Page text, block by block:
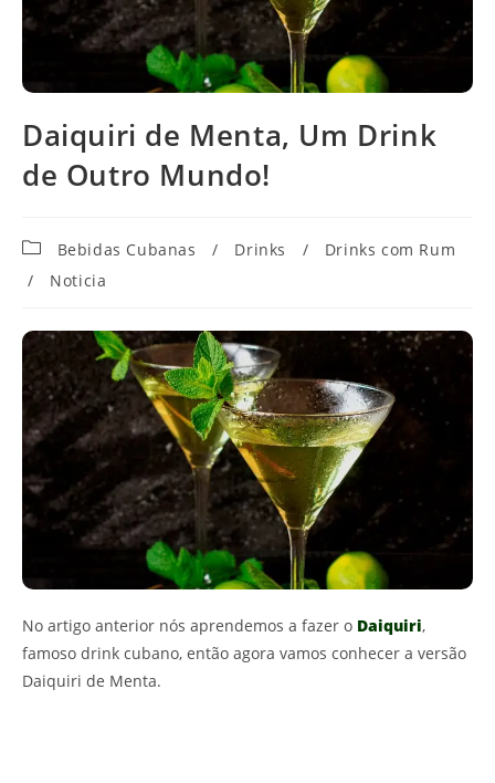
Daiquiri de Menta, Um Drink
de Outro Mundo!
Categoria
post:
Bebidas Cubanas / Drinks /
Drinks com Rum
/
Noticia
No artigo anterior nós aprendemos a fazer o Daiquiri,
famoso drink cubano, então agora vamos conhecer a versão
Daiquiri de Menta.